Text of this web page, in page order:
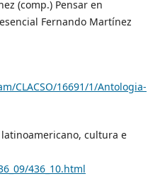
(comp.) Pensar en
Fernando Martínez
CLACSO/16691/1/Antologia-
latinoamericano, cultura e
436_10.html